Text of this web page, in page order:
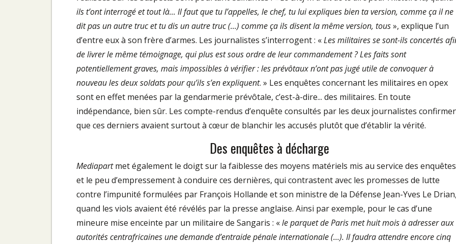
ils t’ont interrogé et tout là... Il faut que tu l’appelles, le chef, tu lui expliques bien ta version, comme ça il ne
dit pas un autre truc et tu dis un autre truc (...) comme ça ils disent la même version, tous», explique l’un
d’entre eux à son frère d’armes. Les journalistes s’interrogent : «Les militaires se sont­-ils concertés
de livrer le même témoignage, qui plus est sous ordre de leur commandement ? Les faits sont
potentiellement graves, mais impossibles à vérifier : les prévôtaux n’ont pas jugé utile de convoquer à
nouveau les deux soldats pour qu’ils s’en expliquent. » Les enquêtes concernant les militaires en opex
sont en effet menées par la gendarmerie prévôtale, c’est­-à­-dire... des militaires. En toute
indépendance, bien sûr. Les compte­-rendus d’enquête consultés par les deux journalistes
que ces derniers avaient surtout à cœur de blanchir les accusés plutôt que d’établir la vérité.
Des enquêtes à décharge
Mediapartmet également le doigt sur la faiblesse des moyens matériels mis au service des enquêtes
et le peu d’empressement à conduire ces dernières, qui contrastent avec les promesses de lutte
contre l’impunité formulées par François Hollande et son ministre de la Défense Jean­-Yves Le
quand les viols avaient été révélés par la presse anglaise. Ainsi par exemple, pour le cas d’une
mineure mise enceinte par un militaire de Sangaris : «le parquet de Paris met huit mois à adresser aux
autorités centrafricaines une demande d’entraide pénale internationale (...). Il faudra attendre encore cinq